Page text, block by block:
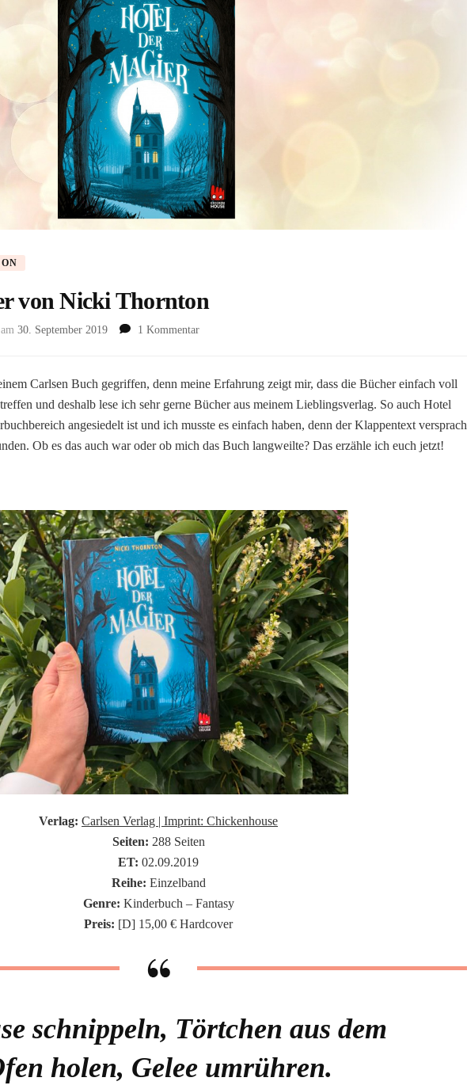
von Nicki Thornton
30. September 2019 1 Kommentarzu
Magier
Nicki
Thornton
Carlsen Buch gegriffen, denn meine Erfahrung zeigt mir, dass die Bücher einfach voll
und deshalb lese ich sehr gerne Bücher aus meinem Lieblingsverlag. So auch Hotel
angesiedelt ist und ich musste es einfach haben, denn der Klappentext versprach
Ob es das auch war oder ob mich das Buch langweilte? Das erzähle ich euch jetzt!
Verlag: Carlsen Verlag | Imprint: Chickenhouse
Seiten: 288 Seiten
ET: 02.09.2019
Reihe: Einzelband
Genre: Kinderbuch – Fantasy
Preis: [D] 15,00 € Hardcover
schnippeln, Törtchen aus dem
holen, Gelee umrühren.